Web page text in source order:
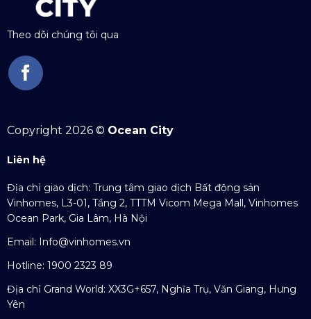
Theo dõi chúng tôi qua
Copyright 2026 © Ocean City
Liên hệ
Địa chỉ giao dịch: Trung tâm giao dịch Bất động sản
Vinhomes, L3-01, Tầng 2, TTTM Vicom Mega Mall, Vinhomes
Ocean Park, Gia Lâm, Hà Nội
Email:
Info@vinhomes.vn
Hotline: 1900 2323 89
Địa chỉ Grand World: XX3G+657, Nghĩa Trụ, Văn Giang, Hưng
Yên